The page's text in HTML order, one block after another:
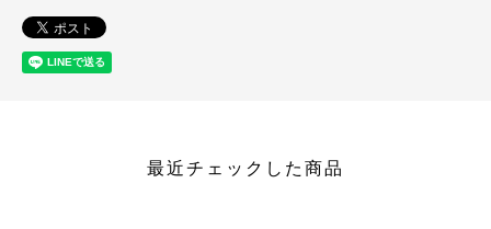
最近チェックした商品